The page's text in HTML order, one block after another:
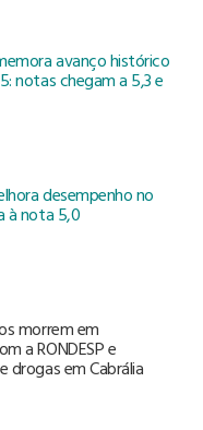
avanço histórico
notas chegam a 5,3 e
desempenho no
à nota 5,0
morrem em
a RONDESP e
drogas em Cabrália